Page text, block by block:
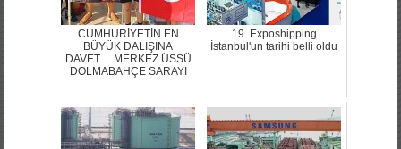
CUMHURİYETİN EN
BÜYÜK DALIŞINA
DAVET… MERKEZ ÜSSÜ
DOLMABAHÇE SARAYI
19. Exposhipping
İstanbul'un tarihi belli oldu